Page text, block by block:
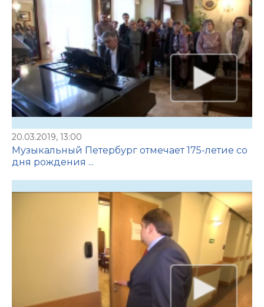
20.03.2019, 13:00
Музыкальный Петербург отмечает 175-летие со
дня рождения ...